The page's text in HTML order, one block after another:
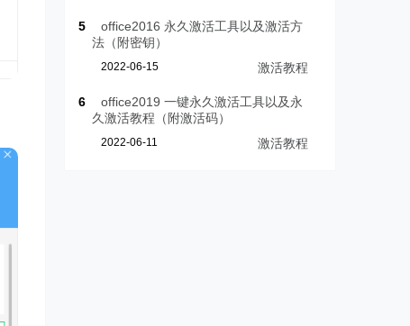
5
office2016 永久激活工具以及激活方
法（附密钥）
2022-06-15 激活教程
6
office2019 一键永久激活工具以及永
久激活教程（附激活码）
2022-06-11 激活教程